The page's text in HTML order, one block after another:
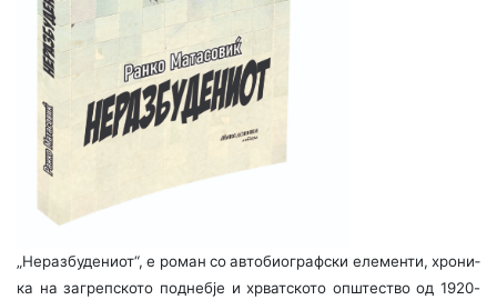
„Неразбудениот“, е роман со автобиографски елементи, хрони­
ка на загрепското поднебје и хрватското општество од 1920-